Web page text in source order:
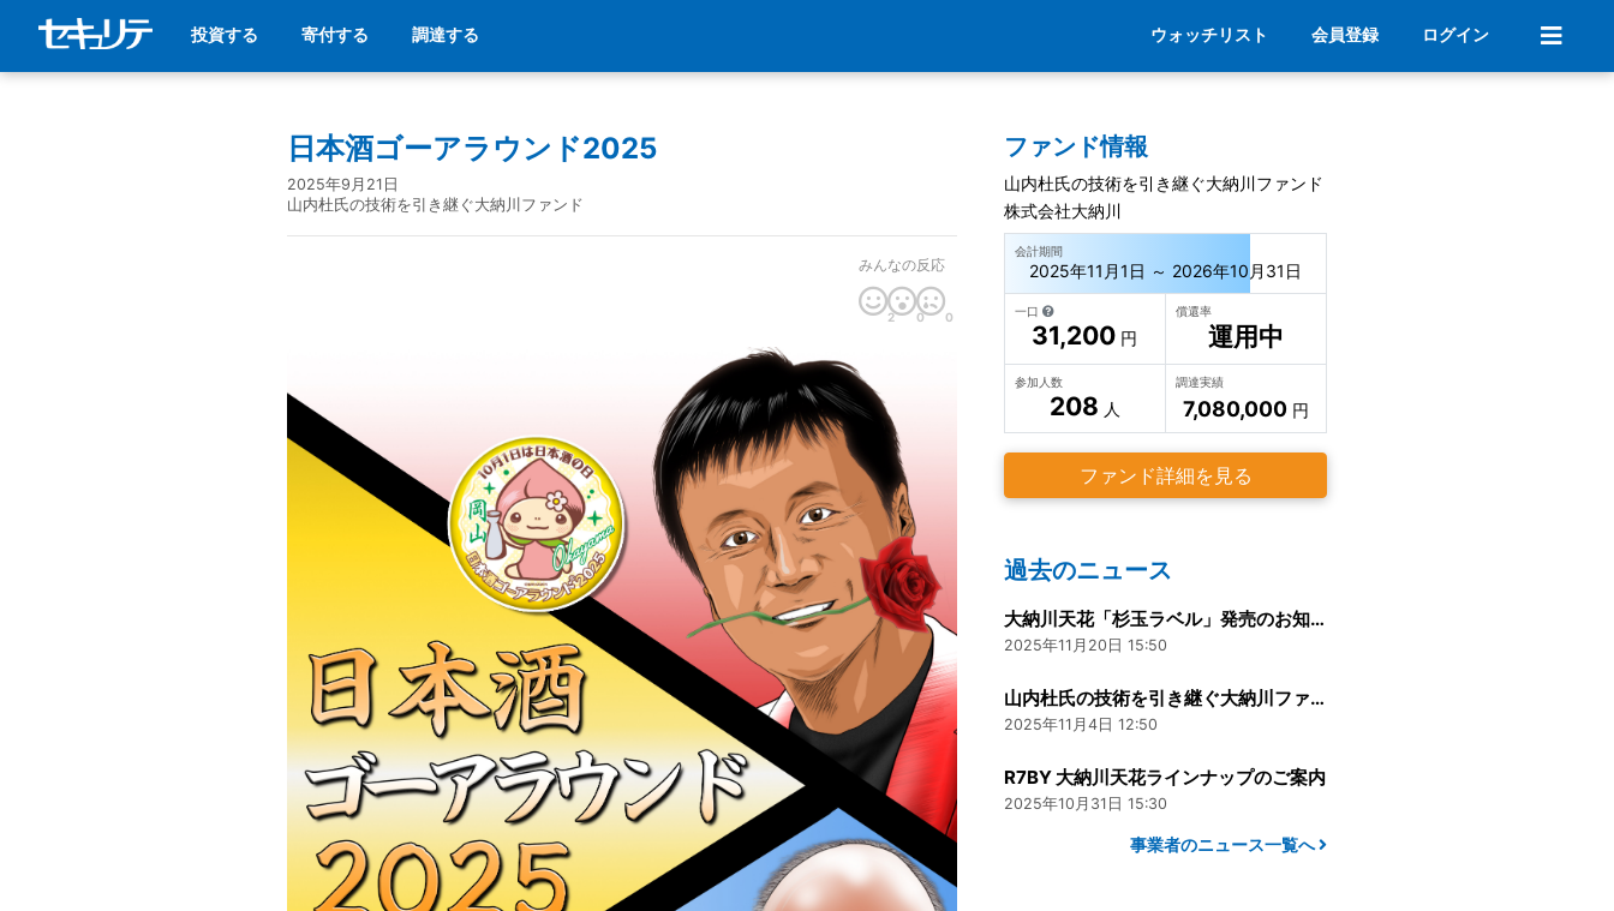
投資する 寄付する 調達する ウォッチリスト 会員登録 ログイン
日本酒ゴーアラウンド2025
2025年9月21日
山内杜氏の技術を引き継ぐ大納川ファンド
みんなの反応
2 0 0
ファンド情報
山内杜氏の技術を引き継ぐ大納川ファンド
株式会社大納川
会計期間
2025年11月1日 ～ 2026年10月31日
一口
31,200 円
償還率
運用中
参加人数
208 人
調達実績
7,080,000円
ファンド詳細を見る
過去のニュース
大納川天花「杉玉ラベル」発売のお知らせ
2025年11月20日 15:50
山内杜氏の技術を引き継ぐ大納川ファンド 募集終了のお知らせ
2025年11月4日 12:50
R7BY 大納川天花ラインナップのご案内
2025年10月31日 15:30
事業者のニュース一覧へ